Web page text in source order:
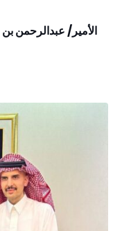
الأمير/ عبدالرحمن